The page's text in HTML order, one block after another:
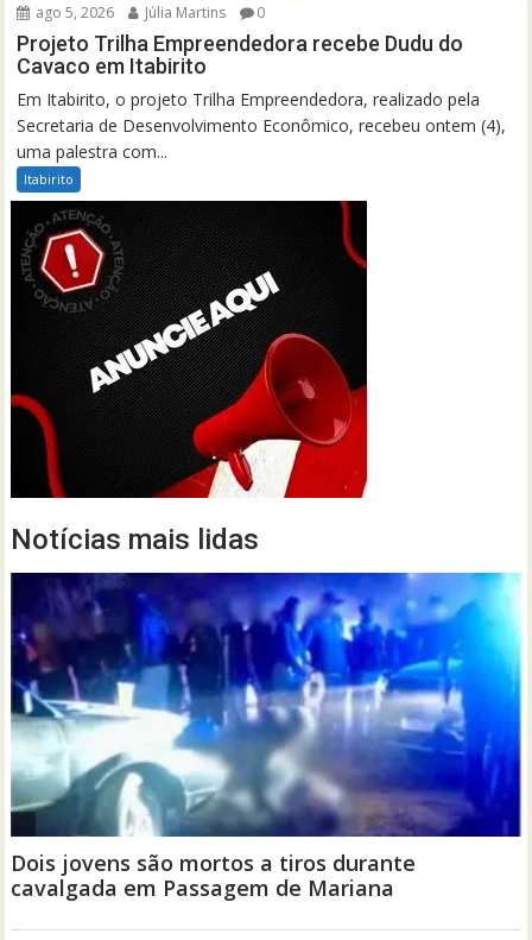
ago 5, 2026 Júlia Martins 0
Projeto Trilha Empreendedora recebe Dudu do
Cavaco em Itabirito
Em Itabirito, o projeto Trilha Empreendedora, realizado pela
Secretaria de Desenvolvimento Econômico, recebeu ontem (4),
uma palestra com...
Itabirito
Notícias mais lidas